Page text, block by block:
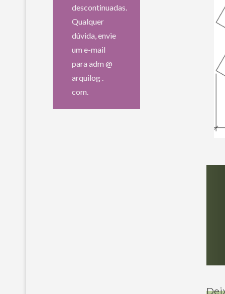
descontinuadas.
Qualquer
dúvida, envie
um e-mail
para adm @
arquilog .
com.